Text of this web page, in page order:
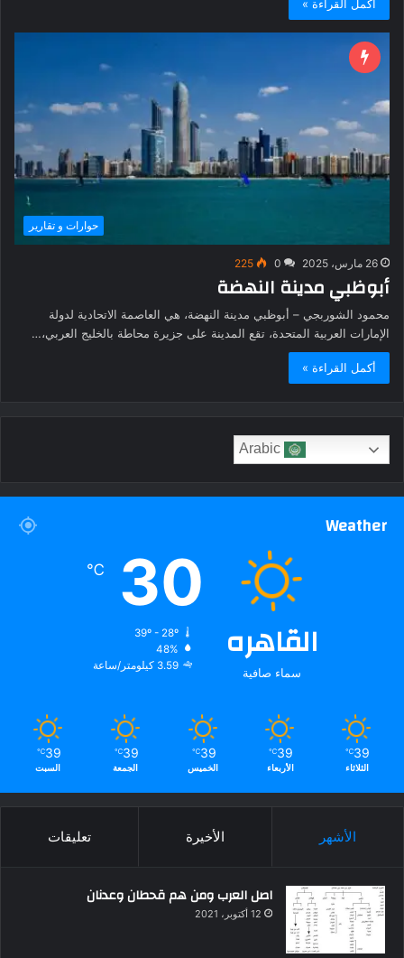
أكمل القراءة »
حوارات و تقارير
26 مارس، 2025 0
225
أبوظبي مدينة النهضة
محمود الشوربجي – أبوظبي مدينة النهضة، هي العاصمة الاتحادية لدولة
الإمارات العربية المتحدة، تقع المدينة على جزيرة محاطة بالخليج العربي،…
أكمل القراءة »
Weather
القاهره
سماء صافية
30
℃
39º - 28º
48%
3.59 كيلومتر/ساعة
39
℃
الثلاثاء
39
℃
الأربعاء
39
℃
الخميس
39
℃
الجمعة
39
℃
السبت
الأشهر الأخيرة تعليقات
اصل العرب ومن هم قحطان وعدنان
12 أكتوبر، 2021